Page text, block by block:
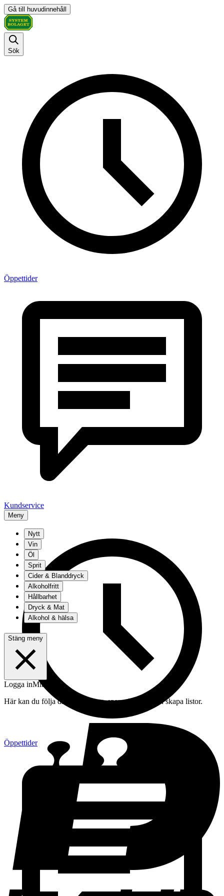
Gå till huvudinnehåll
Sök
Öppettider
Kundservice
Meny
Öppettider
Nytt
Vin
Öl
Sprit
Cider & Blanddryck
Alkoholfritt
Hållbarhet
Dryck & Mat
Alkohol & hälsa
Stäng meny
Logga inMitt konto
Här kan du följa din beställning, spara drycker och skapa listor.